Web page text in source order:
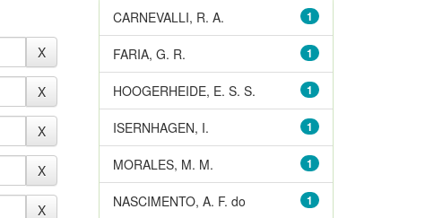
1
CARNEVALLI, R. A.
1
FARIA, G. R.
1
HOOGERHEIDE, E. S. S.
1
ISERNHAGEN, I.
1
MORALES, M. M.
1
NASCIMENTO, A. F. do